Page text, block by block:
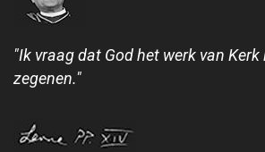
"Ik vraag dat God het werk van Kerk
zegenen."